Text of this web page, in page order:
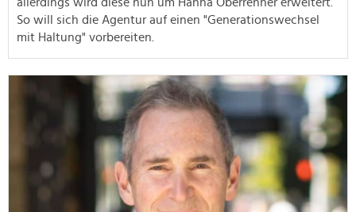
So will sich die Agentur auf einen "Generationswechsel
mit Haltung" vorbereiten.